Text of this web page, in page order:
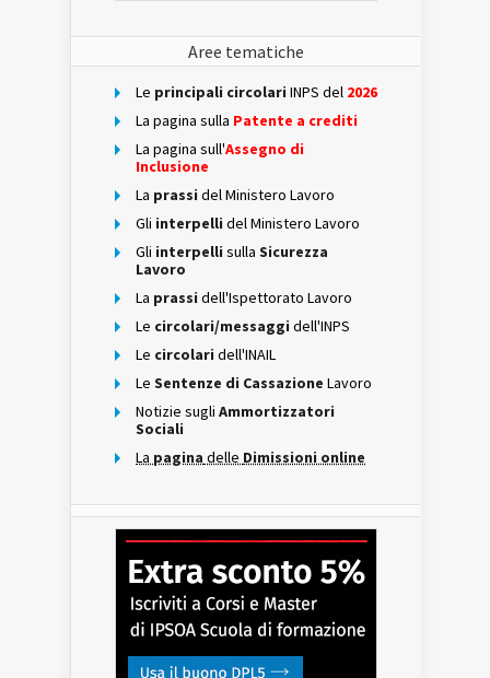
Aree tematiche
Le principali circolari INPS del 2026
La pagina sulla Patente a crediti
La pagina sull'Assegno di
Inclusione
La prassi del Ministero Lavoro
Gli interpelli del Ministero Lavoro
Gli interpelli sulla Sicurezza
Lavoro
La prassi dell'Ispettorato Lavoro
Le circolari/messaggi dell'INPS
Le circolari dell'INAIL
Le Sentenze di Cassazione Lavoro
Notizie sugli Ammortizzatori
Sociali
La pagina delle Dimissioni online